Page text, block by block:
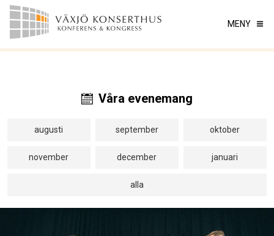
MENY
Våra evenemang
augusti september oktober
november december januari
alla